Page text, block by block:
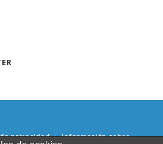
privacidad | Información sobre